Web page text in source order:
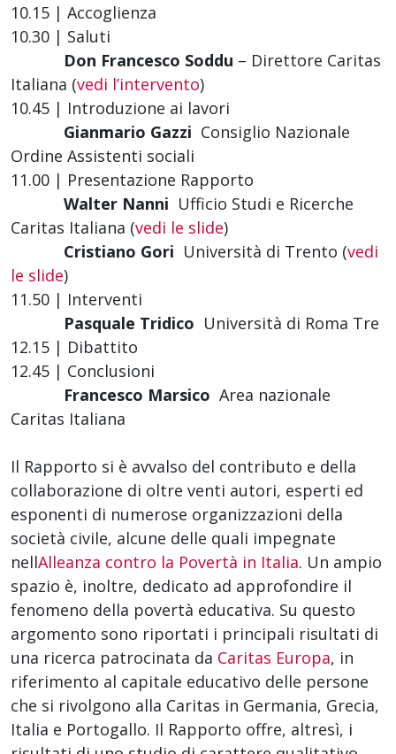
10.15 | Accoglienza
10.30 | Saluti
Don Francesco Soddu – Direttore Caritas
Italiana (vedi l’intervento)
10.45 | Introduzione ai lavori
Gianmario Gazzi  Consiglio Nazionale
Ordine Assistenti sociali
11.00 | Presentazione Rapporto
Walter Nanni  Ufficio Studi e Ricerche
Caritas Italiana (vedi le slide)
Cristiano Gori  Università di Trento (vedi
le slide)
11.50 | Interventi
Pasquale Tridico  Università di Roma Tre
12.15 | Dibattito
12.45 | Conclusioni
Francesco Marsico  Area nazionale
Caritas Italiana
Il Rapporto si è avvalso del contributo e della
collaborazione di oltre venti autori, esperti ed
esponenti di numerose organizzazioni della
società civile, alcune delle quali impegnate
nellAlleanza contro la Povertà in Italia. Un ampio
spazio è, inoltre, dedicato ad approfondire il
fenomeno della povertà educativa. Su questo
argomento sono riportati i principali risultati di
una ricerca patrocinata da Caritas Europa, in
riferimento al capitale educativo delle persone
che si rivolgono alla Caritas in Germania, Grecia,
Italia e Portogallo. Il Rapporto offre, altresì, i